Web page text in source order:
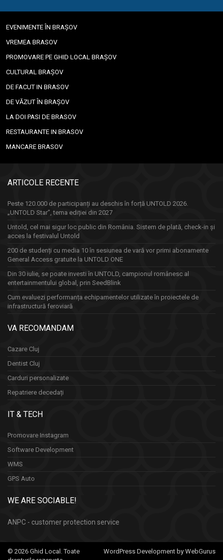
EVENIMENTE ÎN BRAȘOV
VREMEA BRASOV
PROMOVARE PE GHID LOCAL BRAȘOV
CULTURAL BRAȘOV
DE FACUT IN BRASOV
DE VĂZUT ÎN BRAȘOV
LA DOI PASI DE BRASOV
RESTAURANTE IN BRASOV
MANCARE BRASOV
ARTICOLE RECENTE
Peste 120.000 de participanți au deschis în forță UNTOLD 2026.
„UNTOLD Star”, tema ediției din 2027
Untold, cel mai sigur loc public din România. Sistem de plată, check-in și
acces la festivalul Untold
200 de studenți cu media 10 în sesiunea de vară vor primi abonamente
General Access gratuite la UNTOLD ONE
Din 30 iulie, se poate investi în UNTOLD, campionul românesc al
entertainmentului global, prin SeedBlink
Cum evaluezi performanța echipamentelor utilizate în proiectele de
infrastructură feroviară
VA RECOMANDAM
Cazare Cluj
Dentist Cluj
Carduri personalizate
Repatriere decedați
IT & TECH
Promovare Instagram
Software Development
WMS
GPS Auto
WE ARE SOCIABLE!
ANPC - customer protection service
WordPress Development by WebGurus
© 2026 Ghid Local. Toate